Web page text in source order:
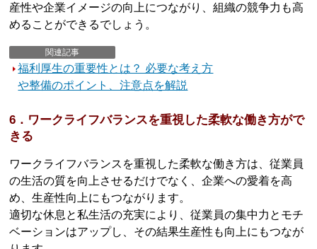
産性や企業イメージの向上につながり、組織の競争力も高
めることができるでしょう。
関連記事
福利厚生の重要性とは？ 必要な考え方
や整備のポイント、注意点を解説
6．ワークライフバランスを重視した柔軟な働き方がで
きる
ワークライフバランスを重視した柔軟な働き方は、従業員
の生活の質を向上させるだけでなく、企業への愛着を高
め、生産性向上にもつながります。
適切な休息と私生活の充実により、従業員の集中力とモチ
ベーションはアップし、その結果生産性も向上にもつなが